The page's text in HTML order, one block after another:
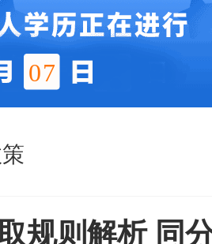
07
规则解析 同